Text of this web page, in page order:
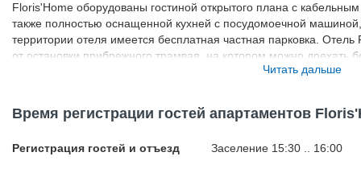
Floris'Home оборудованы гостиной открытого плана с
также полностью оснащенной кухней с посудомоечной
территории отеля имеется бесплатная частная парковка.
от остановки прибрежного трамвая, на котором можно доехать
Plopsaland De Panne, морского центра Blankenberge и многих
Читать дальше
Время регистрации гостей апартаментов
Регистрация гостей и отъезд Заселение 15:30 .. 16:00